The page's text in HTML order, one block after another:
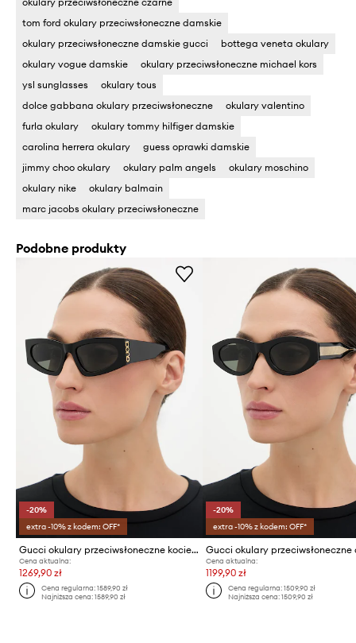
tom ford okulary przeciwsłoneczne damskie
okulary przeciwsłoneczne damskie gucci
bottega veneta okulary
okulary vogue damskie
okulary przeciwsłoneczne michael kors
ysl sunglasses
okulary tous
dolce gabbana okulary przeciwsłoneczne
okulary valentino
furla okulary
okulary tommy hilfiger damskie
carolina herrera okulary
guess oprawki damskie
jimmy choo okulary
okulary palm angels
okulary moschino
okulary nike
okulary balmain
marc jacobs okulary przeciwsłoneczne
Podobne produkty
-20%
extra -10% z kodem: OFF*
Gucci okulary przeciwsłoneczne kocie oczy damskie
Cena aktualna:
1269,90 zł
Cena regularna:1589,90 zł
Najniższa cena:1589,90 zł
-20%
extra -10% z kodem: OFF*
Cena aktualna:
1199,90 zł
Cena regularna: 1509,90 zł
Najniższa cena: 1509,90 zł